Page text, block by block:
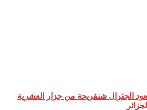
الجنرال شنقريحة من جزار العشرية